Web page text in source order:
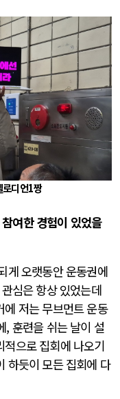
로디언1짱
여한 경험이 있었을
게 오랫동안 운동권에
심은 항상 있었는데
에 저는 무브먼트 운동
, 훈련을 쉬는 날이 설
으로 집회에 나오기
하듯이 모든 집회에 다